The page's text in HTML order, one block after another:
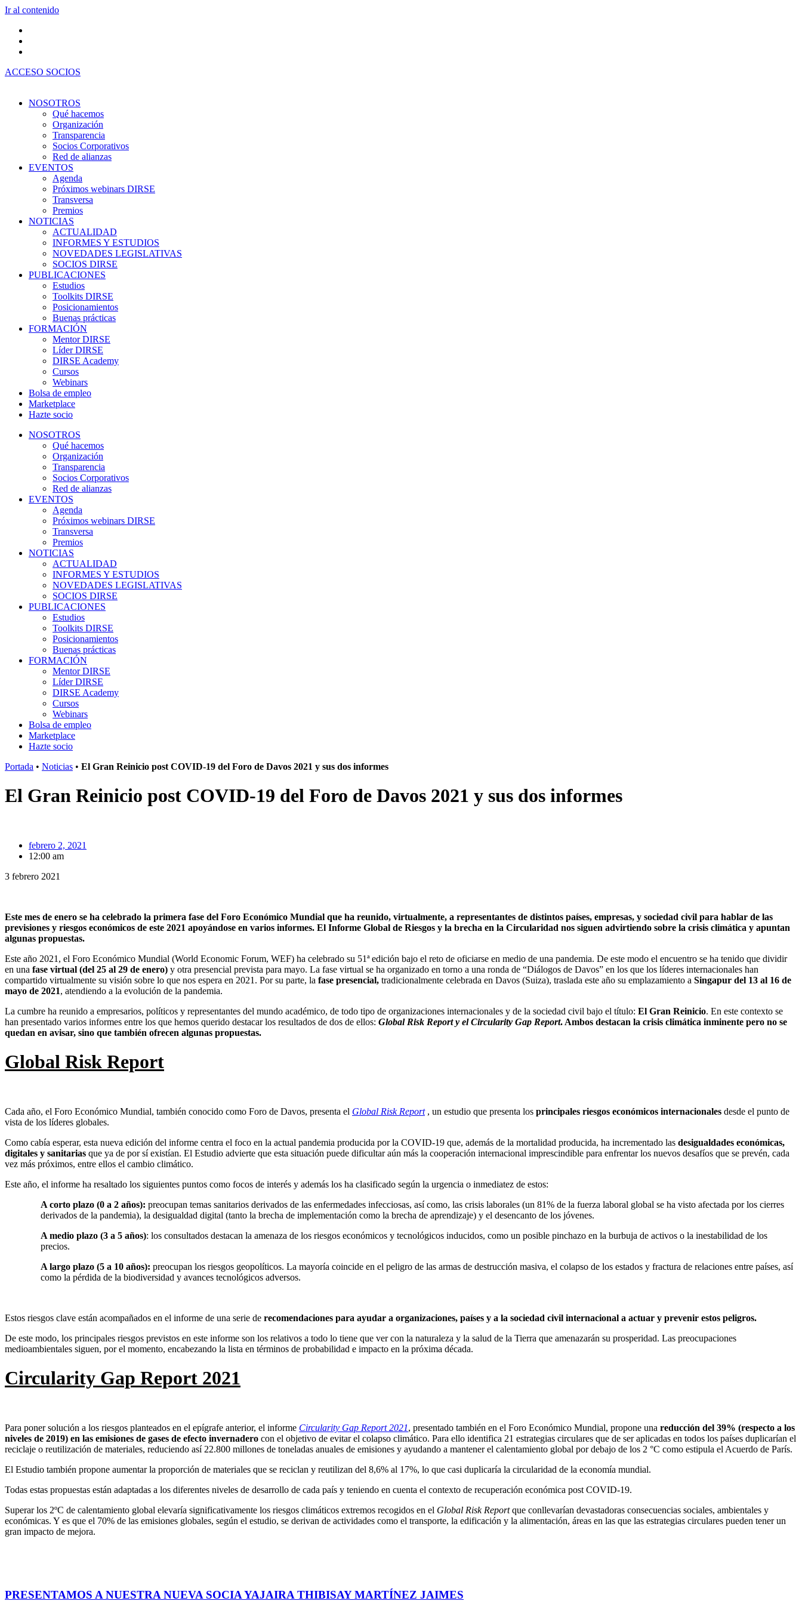
Ir al contenido
ACCESO SOCIOS
NOSOTROS
Qué hacemos
Organización
Transparencia
Socios Corporativos
Red de alianzas
EVENTOS
Agenda
Próximos webinars DIRSE
Transversa
Premios
NOTICIAS
ACTUALIDAD
INFORMES Y ESTUDIOS
NOVEDADES LEGISLATIVAS
SOCIOS DIRSE
PUBLICACIONES
Estudios
Toolkits DIRSE
Posicionamientos
Buenas prácticas
FORMACIÓN
Mentor DIRSE
Líder DIRSE
DIRSE Academy
Cursos
Webinars
Bolsa de empleo
Marketplace
Hazte socio
NOSOTROS
Qué hacemos
Organización
Transparencia
Socios Corporativos
Red de alianzas
EVENTOS
Agenda
Próximos webinars DIRSE
Transversa
Premios
NOTICIAS
ACTUALIDAD
INFORMES Y ESTUDIOS
NOVEDADES LEGISLATIVAS
SOCIOS DIRSE
PUBLICACIONES
Estudios
Toolkits DIRSE
Posicionamientos
Buenas prácticas
FORMACIÓN
Mentor DIRSE
Líder DIRSE
DIRSE Academy
Cursos
Webinars
Bolsa de empleo
Marketplace
Hazte socio
Portada • Noticias • El Gran Reinicio post COVID-19 del Foro de Davos 2021 y sus dos informes
El Gran Reinicio post COVID-19 del Foro de Davos 2021 y sus dos informes
febrero 2, 2021
12:00 am
3 febrero 2021
Este mes de enero se ha celebrado la primera fase del Foro Económico Mundial que ha reunido, virtualmente, a representantes de distintos países, empresas, y sociedad civil para hablar de las
previsiones y riesgos económicos de este 2021 apoyándose en varios informes. El Informe Global de Riesgos y la brecha en la Circularidad nos siguen advirtiendo sobre la crisis climática y apuntan
algunas propuestas.
Este año 2021, el Foro Económico Mundial (World Economic Forum, WEF) ha celebrado su 51ª edición bajo el reto de oficiarse en medio de una pandemia. De este modo el encuentro se ha tenido que dividir
en una fase virtual (del 25 al 29 de enero) y otra presencial prevista para mayo. La fase virtual se ha organizado en torno a una ronda de “Diálogos de Davos” en los que los líderes internacionales han
compartido virtualmente su visión sobre lo que nos espera en 2021. Por su parte, la fase presencial, tradicionalmente celebrada en Davos (Suiza), traslada este año su emplazamiento a Singapur del 13 al 16 de
mayo de 2021, atendiendo a la evolución de la pandemia.
La cumbre ha reunido a empresarios, políticos y representantes del mundo académico, de todo tipo de organizaciones internacionales y de la sociedad civil bajo el título: El Gran Reinicio. En este contexto se
han presentado varios informes entre los que hemos querido destacar los resultados de dos de ellos: Global Risk Report y el Circularity Gap Report. Ambos destacan la crisis climática inminente pero no se
quedan en avisar, sino que también ofrecen algunas propuestas.
Global Risk Report
Cada año, el Foro Económico Mundial, también conocido como Foro de Davos, presenta el Global Risk Report, un estudio que presenta los principales riesgos económicos internacionales desde el punto de
vista de los líderes globales.
Como cabía esperar, esta nueva edición del informe centra el foco en la actual pandemia producida por la COVID-19 que, además de la mortalidad producida, ha incrementado las desigualdades económicas,
digitales y sanitarias que ya de por sí existían. El Estudio advierte que esta situación puede dificultar aún más la cooperación internacional imprescindible para enfrentar los nuevos desafíos que se prevén, cada
vez más próximos, entre ellos el cambio climático.
Este año, el informe ha resaltado los siguientes puntos como focos de interés y además los ha clasificado según la urgencia o inmediatez de estos:
A corto plazo (0 a 2 años): preocupan temas sanitarios derivados de las enfermedades infecciosas, así como, las crisis laborales (un 81% de la fuerza laboral global se ha visto afectada por los cierres
derivados de la pandemia), la desigualdad digital (tanto la brecha de implementación como la brecha de aprendizaje) y el desencanto de los jóvenes.
A medio plazo (3 a 5 años): los consultados destacan la amenaza de los riesgos económicos y tecnológicos inducidos, como un posible pinchazo en la burbuja de activos o la inestabilidad de los
precios.
A largo plazo (5 a 10 años): preocupan los riesgos geopolíticos. La mayoría coincide en el peligro de las armas de destrucción masiva, el colapso de los estados y fractura de relaciones entre países, así
como la pérdida de la biodiversidad y avances tecnológicos adversos.
Estos riesgos clave están acompañados en el informe de una serie de recomendaciones para ayudar a organizaciones, países y a la sociedad civil internacional a actuar y prevenir estos peligros.
De este modo, los principales riesgos previstos en este informe son los relativos a todo lo tiene que ver con la naturaleza y la salud de la Tierra que amenazarán su prosperidad. Las preocupaciones
medioambientales siguen, por el momento, encabezando la lista en términos de probabilidad e impacto en la próxima década.
Circularity Gap Report 2021
Para poner solución a los riesgos planteados en el epígrafe anterior, el informe Circularity Gap Report 2021, presentado también en el Foro Económico Mundial, propone una reducción del 39% (respecto a los
niveles de 2019) en las emisiones de gases de efecto invernadero con el objetivo de evitar el colapso climático. Para ello identifica 21 estrategias circulares que de ser aplicadas en todos los países duplicarían el
reciclaje o reutilización de materiales, reduciendo así 22.800 millones de toneladas anuales de emisiones y ayudando a mantener el calentamiento global por debajo de los 2 °C como estipula el Acuerdo de París.
El Estudio también propone aumentar la proporción de materiales que se reciclan y reutilizan del 8,6% al 17%, lo que casi duplicaría la circularidad de la economía mundial.
Todas estas propuestas están adaptadas a los diferentes niveles de desarrollo de cada país y teniendo en cuenta el contexto de recuperación económica post COVID-19.
Superar los 2ºC de calentamiento global elevaría significativamente los riesgos climáticos extremos recogidos en el Global Risk Reportque conllevarían devastadoras consecuencias sociales, ambientales y
económicas. Y es que el 70% de las emisiones globales, según el estudio, se derivan de actividades como el transporte, la edificación y la alimentación, áreas en las que las estrategias circulares pueden tener un
gran impacto de mejora.
PRESENTAMOS A NUESTRA NUEVA SOCIA YAJAIRA THIBISAY MARTÍNEZ JAIMES